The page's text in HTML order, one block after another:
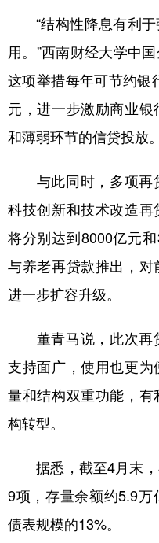
“结构性降息有利于
用。”西南财经大学中
这项举措每年可节约银
元，进一步激励商业
和薄弱环节的信贷投放。
与此同时，多项再贷
科技创新和技术改造再
将分别达到8000亿元
与养老再贷款推出，
进一步扩容升级。
董青马说，此次再贷
支持面广，使用也更为
量和结构双重功能，
构转型。
据悉，截至4月末，
9项，存量余额约5.9万
债表规模的13%。